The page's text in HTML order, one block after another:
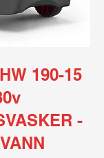
190-15
-